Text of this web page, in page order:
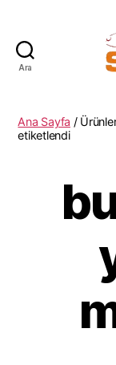
Ara
Ana Sayfa /
etiketlendi